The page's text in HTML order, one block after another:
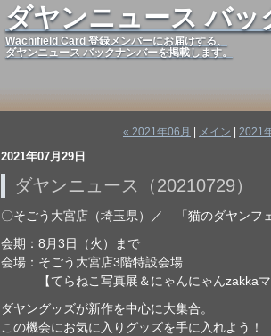
ダヤンニュース バッ
Wachifield Card 登録メンバーにお届けする、
ダヤンニュース バックナンバーを掲載します。
« 2021年06月 メイン 2021
2021年07月29日
ダヤンニュース（20210729）
〇そごう大宮店（埼玉県）／ 「猫のダヤンフ
会期：8月3日（火）まで
会場：そごう大宮店3階特設会場
【てらねこ写真展＆にゃんにゃんzakkaマ
ダヤングッズが新作を中心に大集合。
この機会にお気に入りグッズを手に入れよう！